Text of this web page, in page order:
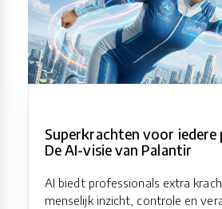
Superkrachten voor iedere
De AI-visie van Palantir
AI biedt professionals extra
menselijk inzicht, controle en